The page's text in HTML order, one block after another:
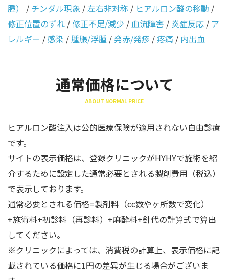
腫）
/ チンダル現象 /左右非対称 / ヒアルロン酸の移動 /
修正位置のずれ /修正不足/減少 /血流障害 / 炎症反応 / ア
レルギー /感染 /腫脹/浮腫 /発赤/発疹 /疼痛 / 内出血
通常価格について
ABOUT NORMAL PRICE
ヒアルロン酸注入は公的医療保険が適用されない自由診療
です。
サイトの表示価格は、登録クリニックがHYHYで施術を紹
介するために設定した通常必要とされる製剤費用（税込）
で表示しております。
通常必要とされる価格=製剤料（cc数やヶ所数で変化）
+施術料+初診料（再診料）+麻酔料+針代の計算式で算出
してください。
※クリニックによっては、消費税の計算上、表示価格に記
載されている価格に1円の差異が生じる場合がございま